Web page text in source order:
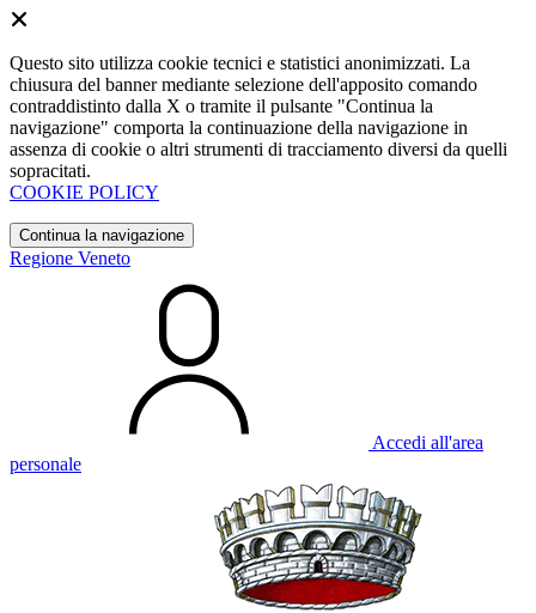
Questo sito utilizza cookie tecnici e statistici anonimizzati. La
chiusura del banner mediante selezione dell'apposito comando
contraddistinto dalla X o tramite il pulsante "Continua la
navigazione" comporta la continuazione della navigazione in
assenza di cookie o altri strumenti di tracciamento diversi da quelli
sopracitati.
COOKIE POLICY
Continua la navigazione
Regione Veneto
Accedi all'area
personale